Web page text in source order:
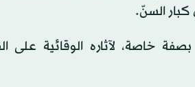
السنّ.
خاصة، لآثاره الوقائية